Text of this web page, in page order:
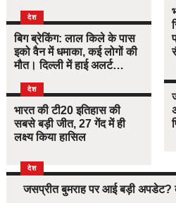
देश
बिग ब्रेकिंग: लाल किले के पास
इको वैन में धमाका, कई लोगों की
मौत। दिल्ली में हाई अलर्ट…
देश
भारत की टी20 इतिहास की
सबसे बड़ी जीत, 27 गेंद में ही
लक्ष्य किया हासिल
देश
जसप्रीत बुमराह पर आई बड़ी अपडेट?